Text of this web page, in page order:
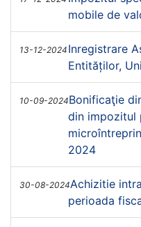
mobile de
13-12-2024 Inregistrare
Entităților,
10-09-2024Bonificaţie
din impozitul
2024
30-08-2024Achizitie
perioada